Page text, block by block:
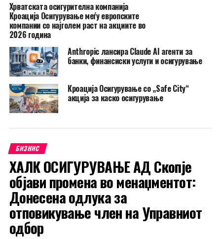
Хрватската осигурителна компанија
Кроација Осигурување меѓу европските
компании со најголем раст на акциите во
2026 година
Anthropic лансира Claude AI агенти за
банки, финансиски услуги и осигурување
Кроација Осигурување со „Safe City“
акција за каско осигурување
БИЗНИС
ХАЛК ОСИГУРУВАЊЕ АД Скопје
објави промена во менаџментот:
Донесена одлука за
отповикување член на Управниот
одбор